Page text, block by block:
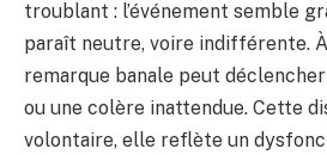
troublant : l’événement semble
paraît neutre, voire indifférente. À
remarque banale peut
ou une colère inattendue. Cette
volontaire, elle reflète un